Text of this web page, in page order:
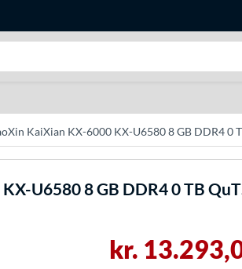
KaiXian KX-6000 KX-U6580 8 GB DDR4 0
U6580 8 GB DDR4 0 TB
kr.